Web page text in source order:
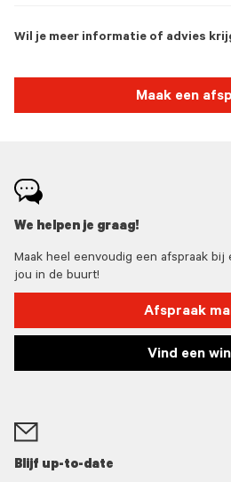
Wil je meer informatie of advies
Maak een
We helpen je graag!
Maak heel eenvoudig een afspraak bij
jou in de buurt!
Afspraak
Vind een
Blijf up-to-date